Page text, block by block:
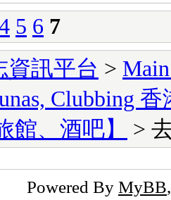
5 6 7
資訊平台 >
Clubbing
館、酒吧】
>
Powered By MyBB